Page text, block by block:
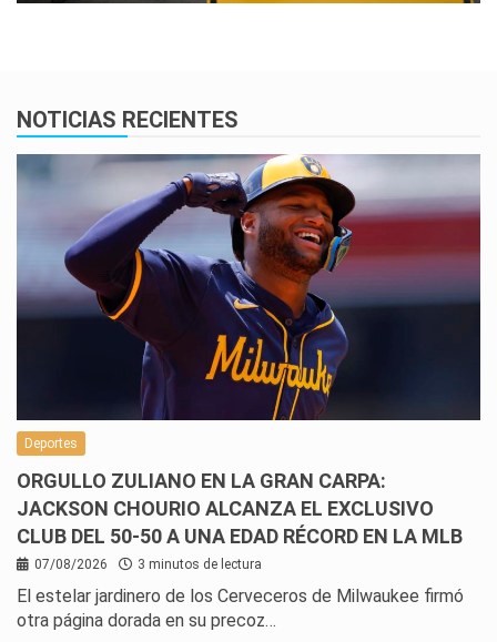
NOTICIAS RECIENTES
Deportes
ORGULLO ZULIANO EN LA GRAN CARPA:
JACKSON CHOURIO ALCANZA EL EXCLUSIVO
CLUB DEL 50-50 A UNA EDAD RÉCORD EN LA MLB
07/08/2026 3 minutos de lectura
El estelar jardinero de los Cerveceros de Milwaukee firmó
otra página dorada en su precoz…